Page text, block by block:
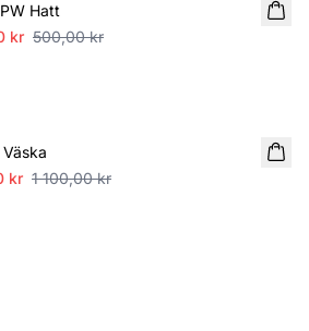
Hatt
kr 500,00 kr
kr 1 100,00 kr